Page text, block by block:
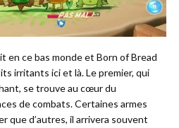
en ce bas monde et Born of Bread
irritants ici et là. Le premier, qui
se trouve au cœur du
de combats. Certaines armes
que d’autres, il arrivera souvent